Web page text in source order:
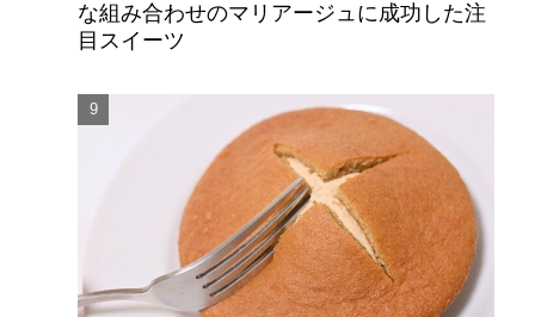
な組み合わせのマリアージュに成功した注
目スイーツ